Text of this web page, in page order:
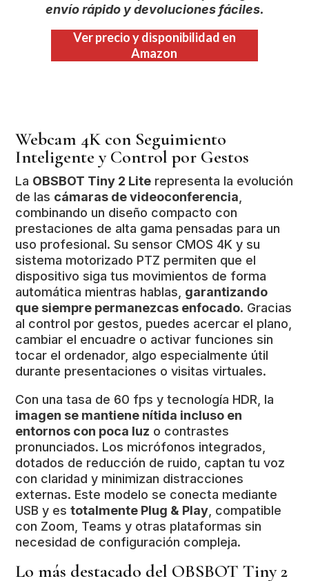
envío rápido y devoluciones fáciles.
Ver precio y disponibilidad en
Amazon
Webcam 4K con Seguimiento
Inteligente y Control por Gestos
La OBSBOT Tiny 2 Lite representa la evolución
de las cámaras de videoconferencia
combinando un diseño compacto con
prestaciones de alta gama pensadas para un
uso profesional. Su sensor CMOS 4K y su
sistema motorizado PTZ permiten que el
dispositivo siga tus movimientos de forma
automática mientras hablas, garantizando
que siempre permanezcas enfocado. Gracias
al control por gestos, puedes acercar el plano,
cambiar el encuadre o activar funciones sin
tocar el ordenador, algo especialmente útil
durante presentaciones o visitas virtuales.
Con una tasa de 60 fps y tecnología HDR, la
imagen se mantiene nítida incluso en
entornos con poca luz o contrastes
pronunciados. Los micrófonos integrados,
dotados de reducción de ruido, captan tu voz
con claridad y minimizan distracciones
externas. Este modelo se conecta mediante
USB y estotalmente Plug & Play , compatible
con Zoom, Teams y otras plataformas sin
necesidad de configuración compleja.
Lo más destacado del OBSBOT Tiny 2